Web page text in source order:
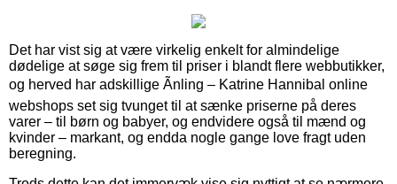
Det har vist sig at være virkelig enkelt for almindelige
dødelige at søge sig frem til priser i blandt flere webbutikker,
og herved har adskillige Ãnling – Katrine Hannibal online
webshops set sig tvunget til at sænke priserne på deres
varer – til børn og babyer, og endvidere også til mænd og
kvinder – markant, og endda nogle gange love fragt uden
beregning.